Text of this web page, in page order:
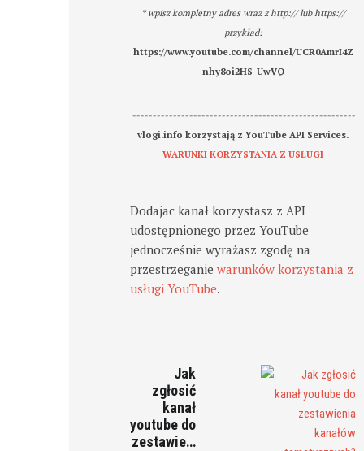
* wpisz kompletny adres wraz z http:// lub https://
przykład:
https://www.youtube.com/channel/UCR0AmrI4Z
nhy8oi2HS_UwVQ
-------------------------------------------------------
vlogi.info korzystają z YouTube API Services.
WARUNKI KORZYSTANIA Z USŁUGI
Dodajac kanał korzystasz z API
udostępnionego przez YouTube
jednocześnie wyrażasz zgodę na
przestrzeganiewarunków korzystania z
usługi YouTube.
Jak
zgłosić
kanał
youtube do
zestawie…